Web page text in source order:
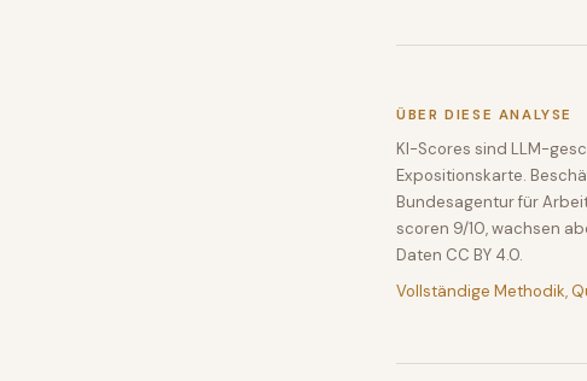
ÜBER DIESE ANALYSE
KI-Scores sind LLM-
Expositionskarte.
Bundesagentur für
scoren 9/10, wachsen
Daten CC BY 4.0.
Vollständige Methodik,